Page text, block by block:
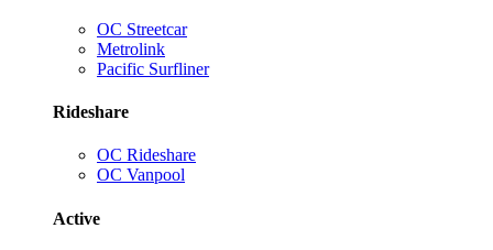
OC Streetcar
Metrolink
Pacific Surfliner
Rideshare
OC Rideshare
OC Vanpool
Active